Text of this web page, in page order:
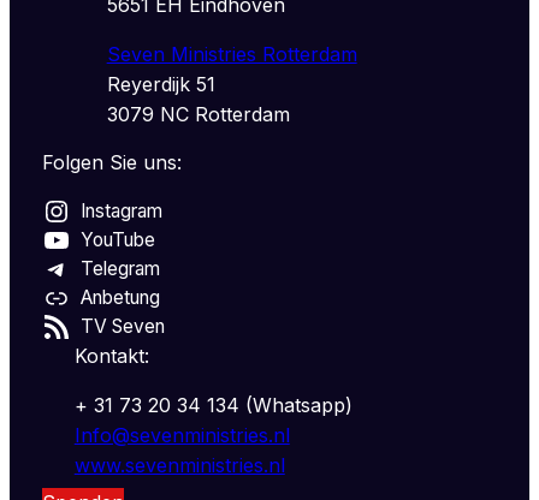
5651 EH Eindhoven
Seven Ministries Rotterdam
Reyerdijk 51
3079 NC Rotterdam
Folgen Sie uns:
Instagram
YouTube
Telegram
Anbetung
TV Seven
Kontakt:
+ 31 73 20 34 134 (Whatsapp)
Info@sevenministries.nl
www.sevenministries.nl